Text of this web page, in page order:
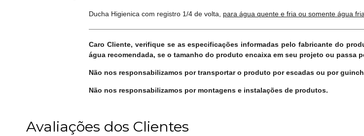
Ducha Higienica com registro 1/4 de volta, para água quente e fria ou somente água
Caro Cliente, verifique se as especificações informadas pelo fabricante do
água recomendada, se o tamanho do produto encaixa em seu projeto ou passa
Não nos responsabilizamos por transportar o produto por escadas ou por
Não nos responsabilizamos por montagens e instalações de produtos.
Avaliações dos Clientes